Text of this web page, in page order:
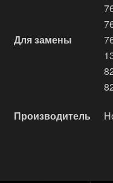
Для замены
Производитель